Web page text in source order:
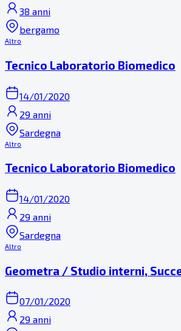
38 anni
bergamo
Altro
Tecnico Laboratorio Biomedico
14/01/2020
29 anni
Sardegna
Altro
Tecnico Laboratorio Biomedico
14/01/2020
29 anni
Sardegna
Altro
Geometra / Studio interni,
07/01/2020
29 anni